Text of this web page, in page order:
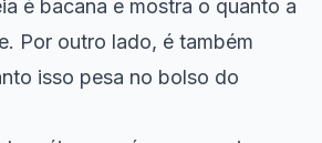
é bacana e mostra o quanto a
Por outro lado, é também
isso pesa no bolso do